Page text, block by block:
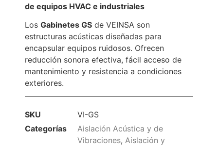
de equipos HVAC e industriales
LosGabinetes GS de VEINSA son
estructuras acústicas diseñadas para
encapsular equipos ruidosos. Ofrecen
reducción sonora efectiva, fácil acceso de
mantenimiento y resistencia a condiciones
exteriores.
SKU
VI-GS
Categorías
Aislación Acústica y de
Vibraciones, Aislación y